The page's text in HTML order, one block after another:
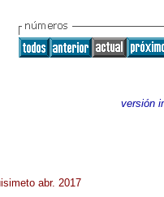
versión
abr. 2017